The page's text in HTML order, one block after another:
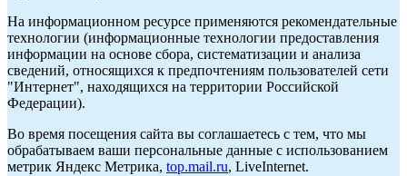
На информационном ресурсе применяются рекомендательные
технологии (информационные технологии предоставления
информации на основе сбора, систематизации и анализа
сведений, относящихся к предпочтениям пользователей сети
"Интернет", находящихся на территории Российской
Федерации).
Во время посещения сайта вы соглашаетесь с тем, что мы
обрабатываем ваши персональные данные с использованием
метрик Яндекс Метрика, top.mail.ru, LiveInternet.